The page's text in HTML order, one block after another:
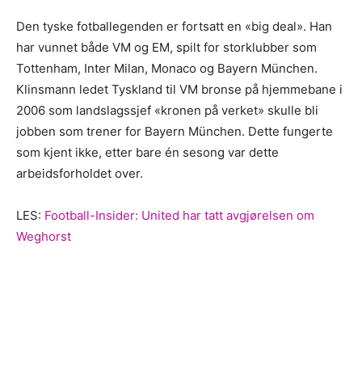
Den tyske fotballegenden er fortsatt en «big deal». Han
har vunnet både VM og EM, spilt for storklubber som
Tottenham, Inter Milan, Monaco og Bayern München.
Klinsmann ledet Tyskland til VM bronse på hjemmebane i
2006 som landslagssjef «kronen på verket» skulle bli
jobben som trener for Bayern München. Dette fungerte
som kjent ikke, etter bare én sesong var dette
arbeidsforholdet over.
LES: Football-Insider: United har tatt avgjørelsen om
Weghorst